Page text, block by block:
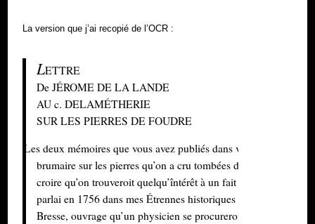
La version que j’ai recopié de l’OCR :
LETTRE
De JÉROME DE LA LANDE
AU c. DELAMÉTHERIE
SUR LES PIERRES DE FOUDRE
Les deux mémoires que vous avez publiés dans votre journal de
brumaire sur les pierres qu’on a cru tombées du ciel, m’ont fait
croire qu’on trouveroit quelqu’întérêt à un fait analogue dont je
parlai en 1756 dans mes Étrennes historiques à l’usage de
Bresse, ouvrage qu’un physicien se procureroit difficilement.